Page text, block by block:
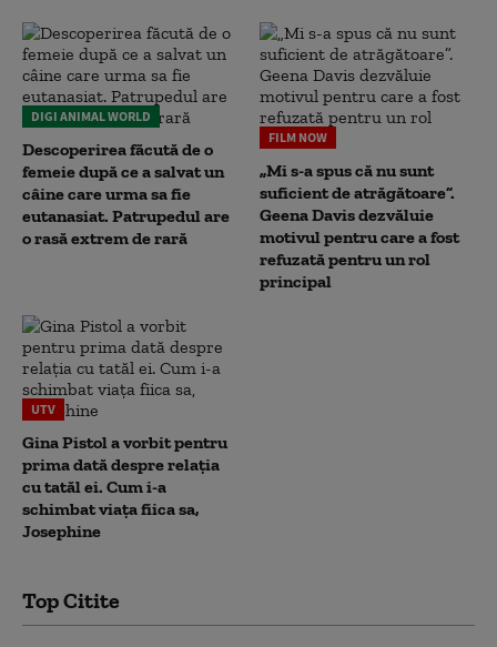
DIGI ANIMAL WORLD
Descoperirea făcută de o
femeie după ce a salvat un
câine care urma sa fie
eutanasiat. Patrupedul are
o rasă extrem de rară
FILM NOW
„Mi s-a spus că nu sunt
suficient de atrăgătoare”.
Geena Davis dezvăluie
motivul pentru care a fost
refuzată pentru un rol
principal
UTV
Gina Pistol a vorbit pentru
prima dată despre relația
cu tatăl ei. Cum i-a
schimbat viața fiica sa,
Josephine
Top Citite